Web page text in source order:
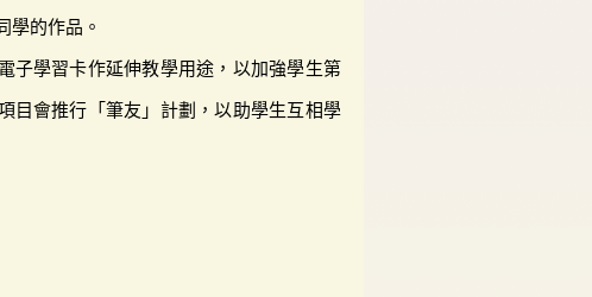
學的作品。
子學習卡作延伸教學用途，以加強學生第
目會推行「筆友」計劃，以助學生互相學